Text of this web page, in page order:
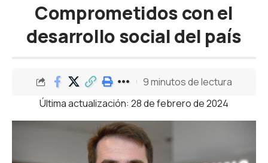
Comprometidos con el
desarrollo social del país
Última actualización: 28 de febrero de 2024
9 minutos de lectura